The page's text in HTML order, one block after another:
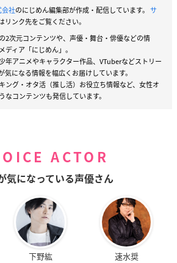
社のにじめん編集部が作成・配信しています。 サ
リンク先をご覧ください。
2次元コンテンツや、声優・舞台・俳優などの情
ィア「にじめん」。
年アニメやキャラクター作品、VTuberなどストリー
気になる情報を幅広くお届けしています。
ング・オタ活（推し活）お役立ち情報など、女性オ
コンテンツも発信しています。
ACTOR
気になっている声優さん
下野紘 速水奨